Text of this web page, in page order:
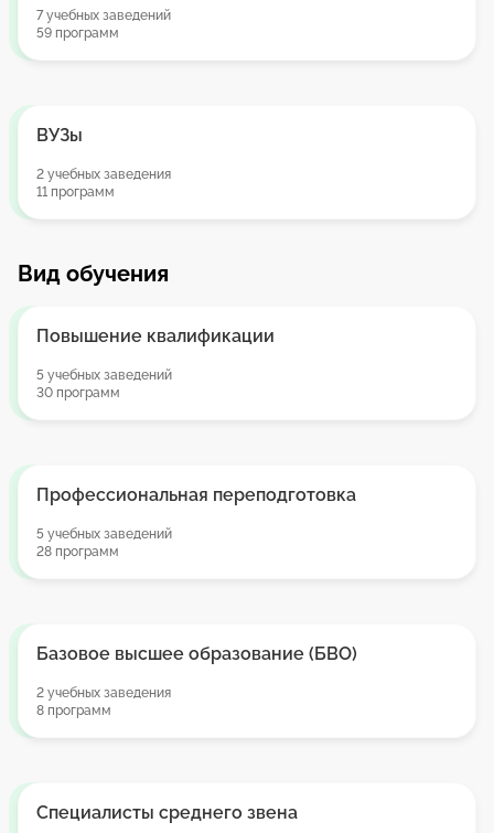
7 учебных заведений
59 программ
ВУЗы
2 учебных заведения
11 программ
Вид обучения
Повышение квалификации
5 учебных заведений
30 программ
Профессиональная переподготовка
5 учебных заведений
28 программ
Базовое высшее образование (БВО)
2 учебных заведения
8 программ
Специалисты среднего звена